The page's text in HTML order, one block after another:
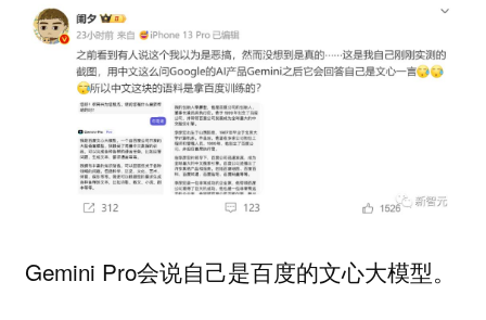
Gemini Pro会说自己是百度的文心大模型。